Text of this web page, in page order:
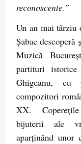
reconoscente.”
Un an mai târziu
Şabac
Muzică
partituri
Ghigeanu, cu
compozitori
XX. Copereţile
bijuterii ale
aparţinând unor